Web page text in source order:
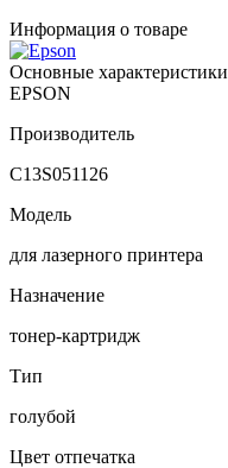
Информация о товаре
Основные характеристики
EPSON
Производитель
C13S051126
Модель
для лазерного принтера
Назначение
тонер-картридж
Тип
голубой
Цвет отпечатка